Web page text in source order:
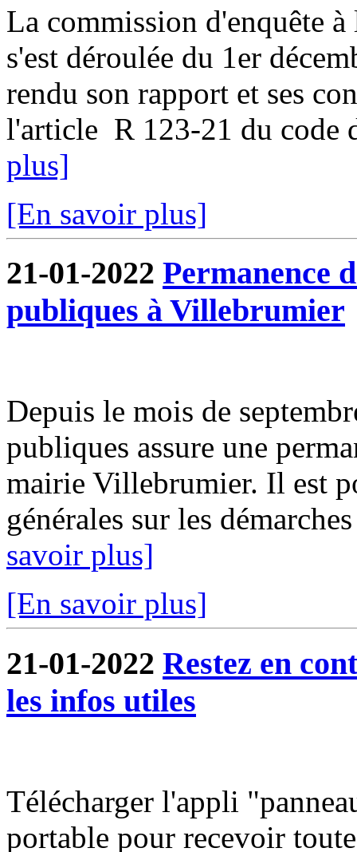
La commission d'enquête
s'est déroulée du 1er
rendu son rapport et ses
l'article R 123-21 du code
plus]
[En savoir plus]
21-01-2022 Permanence
publiques à Villebrumier
Depuis le mois de
publiques assure une
mairie Villebrumier. Il est
générales sur les
savoir plus]
[En savoir plus]
21-01-2022 Restez en
les infos utiles
Télécharger l'appli
portable pour recevoir